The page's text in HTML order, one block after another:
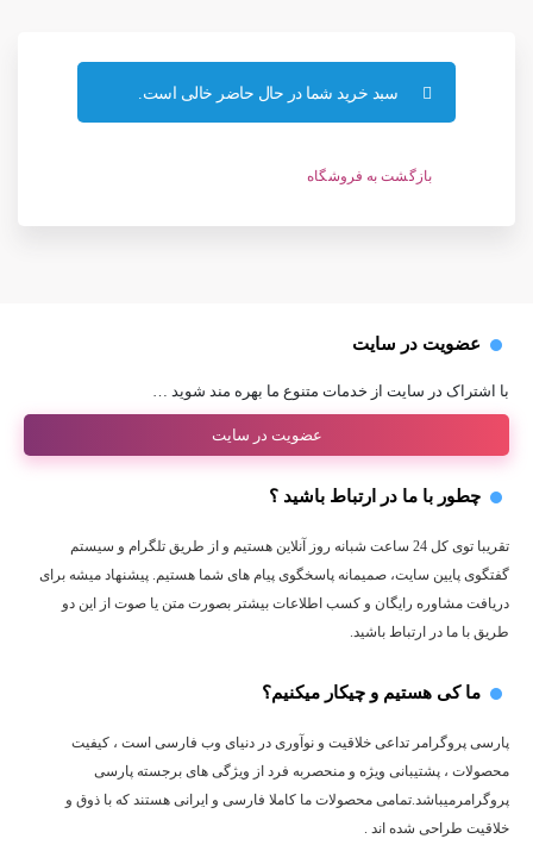
سبد خرید شما در حال حاضر خالی است.
بازگشت به فروشگاه
عضویت در سایت
با اشتراک در سایت از خدمات متنوع ما بهره مند شوید …
عضویت در سایت
چطور با ما در ارتباط باشید ؟
تقریبا توی کل 24 ساعت شبانه روز آنلاین هستیم و از طریق تلگرام و سیستم
گفتگوی پایین سایت، صمیمانه پاسخگوی پیام های شما هستیم. پیشنهاد میشه برای
دریافت مشاوره رایگان و کسب اطلاعات بیشتر بصورت متن یا صوت از این دو
طریق با ما در ارتباط باشید.
ما کی هستیم و چیکار میکنیم؟
پارسی پروگرامر تداعی خلاقیت و نوآوری در دنیای وب فارسی است ، کیفیت
محصولات ، پشتیبانی ویژه و منحصربه فرد از ویژگی های برجسته پارسی
پروگرامرمیباشد.تمامی محصولات ما کاملا فارسی و ایرانی هستند که با ذوق و
خلاقیت طراحی شده اند .